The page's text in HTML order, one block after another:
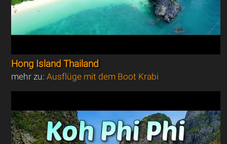
Hong Island Thailand
mehr zu:Ausflüge mit dem Boot Krabi